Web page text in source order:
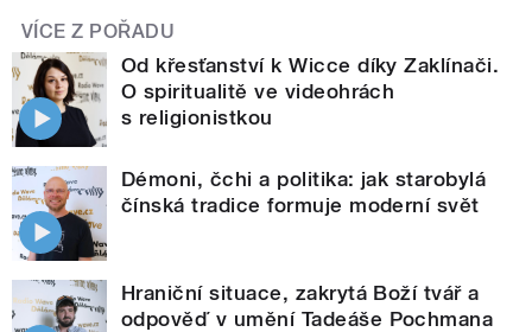
VÍCE Z POŘADU
Od křesťanství k Wicce díky Zaklínači.
O spiritualitě ve videohrách
s religionistkou
Démoni, čchi a politika: jak starobylá
čínská tradice formuje moderní svět
Hraniční situace, zakrytá Boží tvář a
odpověď v umění Tadeáše Pochmana